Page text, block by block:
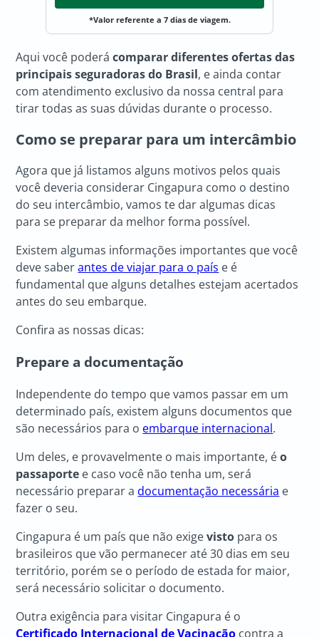
*Valor referente a 7 dias de viagem.
Aqui você poderácomparar diferentes ofertas das
principais seguradoras do Brasil, e ainda contar
com atendimento exclusivo da nossa central para
tirar todas as suas dúvidas durante o processo.
Como se preparar para um intercâmbio
Agora que já listamos alguns motivos pelos quais
você deveria considerar Cingapura como o destino
do seu intercâmbio, vamos te dar algumas dicas
para se preparar da melhor forma possível.
Existem algumas informações importantes que você
deve saberantes de viajar para o país e é
fundamental que alguns detalhes estejam acertados
antes do seu embarque.
Confira as nossas dicas:
Prepare a documentação
Independente do tempo que vamos passar em um
determinado país, existem alguns documentos que
são necessários para o embarque internacional.
Um deles, e provavelmente o mais importante, éo
passaporte e caso você não tenha um, será
necessário preparar adocumentação necessária e
fazer o seu.
Cingapura é um país que não exigevisto para os
brasileiros que vão permanecer até 30 dias em seu
território, porém se o período de estada for maior,
será necessário solicitar o documento.
Outra exigência para visitar Cingapura é o
Certificado Internacional de Vacinação contra a